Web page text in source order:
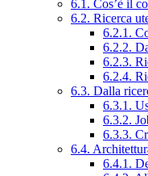
6.1. Cos’è il
6.2. Ricerca
6.2.1.
6.2.2.
6.2.3.
6.2.4.
6.3. Dalla
6.3.1.
6.3.2.
6.3.3.
6.4.
6.4.1.